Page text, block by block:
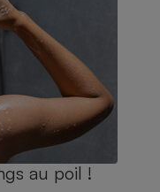
au poil !